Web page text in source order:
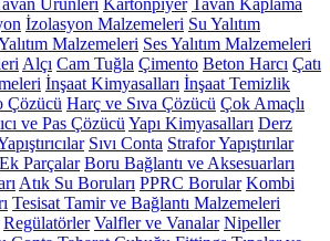
Ürünleri Kartonpiyer Tavan Kaplama
İzolasyon Malzemeleri Su Yalıtım
Malzemeleri Ses Yalıtım Malzemeleri
Alçı Cam Tuğla Çimento Beton Harcı Çatı
İnşaat Kimyasalları İnşaat Temizlik
Çözücü Harç ve Sıva Çözücü Çok Amaçlı
ve Pas Çözücü Yapı Kimyasalları Derz
Sıvı Conta Strafor Yapıştırılar
Parçalar Boru Bağlantı ve Aksesuarları
Atık Su Boruları PPRC Borular Kombi
Tesisat Tamir ve Bağlantı Malzemeleri
Regülatörler Valfler ve Vanalar Nipeller